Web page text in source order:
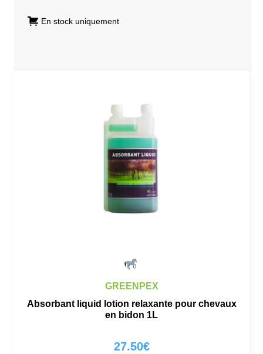
En stock uniquement
GREENPEX
Absorbant liquid lotion relaxante pour chevaux
en bidon 1L
27.50€